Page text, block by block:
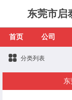
东莞市启
首页 公司
分类列表